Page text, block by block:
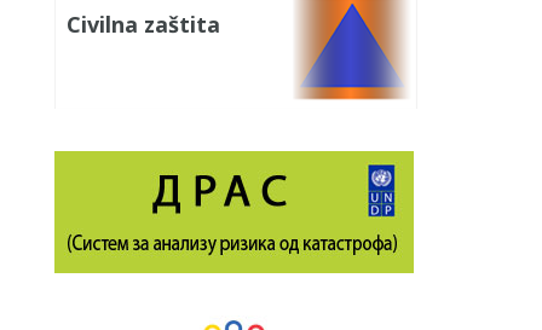
Civilna zaštita